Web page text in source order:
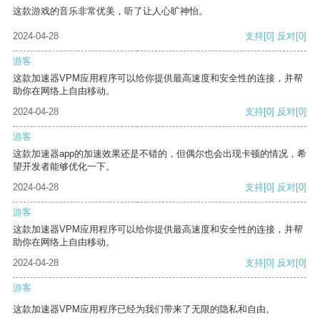
这款游戏的音乐非常优美，听了让人心旷神怡。
2024-04-28 支持[0] 反对[0]
游客
这款加速器VPM应用程序可以给你提供最高速度和安全性的连接，并帮
助你在网络上自由移动。
2024-04-28
支持[0] 反对[0]
游客
这款加速器app的加速效果还是不错的，但偶尔也会出现卡顿的情况，希
望开发者能够优化一下。
2024-04-28
支持[0] 反对[0]
游客
这款加速器VPM应用程序可以给你提供最高速度和安全性的连接，并帮
助你在网络上自由移动。
2024-04-28
支持[0] 反对[0]
游客
这款加速器VPM应用程序已经为我们带来了无限的隐私和自由。